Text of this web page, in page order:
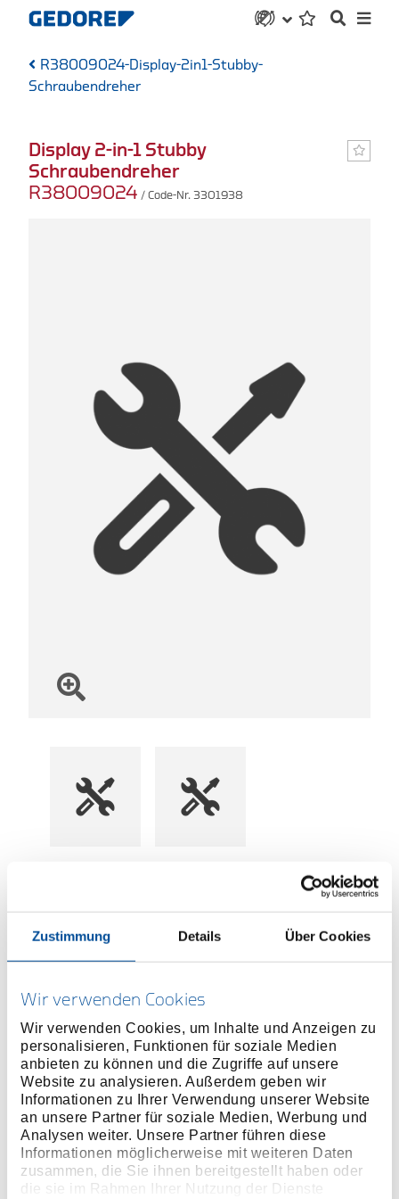
Zustimmung Details Über Cookies
Wir verwenden Cookies
Wir verwenden Cookies, um Inhalte und Anzeigen zu
personalisieren, Funktionen für soziale Medien
anbieten zu können und die Zugriffe auf unsere
Website zu analysieren. Außerdem geben wir
Informationen zu Ihrer Verwendung unserer Website
an unsere Partner für soziale Medien, Werbung und
Analysen weiter. Unsere Partner führen diese
Informationen möglicherweise mit weiteren Daten
zusammen, die Sie ihnen bereitgestellt haben oder
die sie im Rahmen Ihrer Nutzung der Dienste
R38009024-Display-2in1-Stubby-
Schraubendreher
Display 2-in-1 Stubby
Schraubendreher
R38009024 / Code-Nr. 3301938
ONLINE KAUFEN
HÄNDLER FINDEN
Produktlinie EAN 4060833019385
Produktbeschreibung
2-in-1 Funktion: 1 Stubby-Bithalter & 1 Doppel-Bit
(SL 6 & PH 2)
Kompakte Form - ideal für Arbeiten in engen
Bauräumen